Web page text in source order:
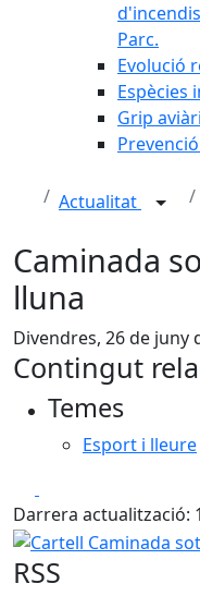
Parc.
Evolució
Espècies
Grip
Actualitat
Caminada
lluna
Divendres, 26 de juny
Contingut
Temes
Esport i lleure
Darrera actualització:
Cartell Caminada
RSS